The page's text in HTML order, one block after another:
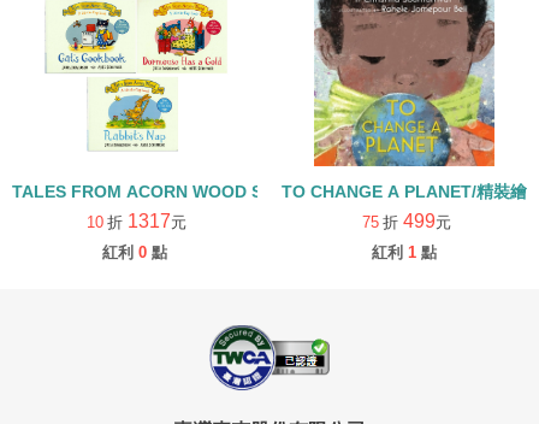
TALES FROM ACORN WOOD STORY COLLECTION 生活日常組/
10 折 1317元
紅利 0 點
TO CHANGE A PLANET/精裝繪
75 折 499元
紅利 1 點